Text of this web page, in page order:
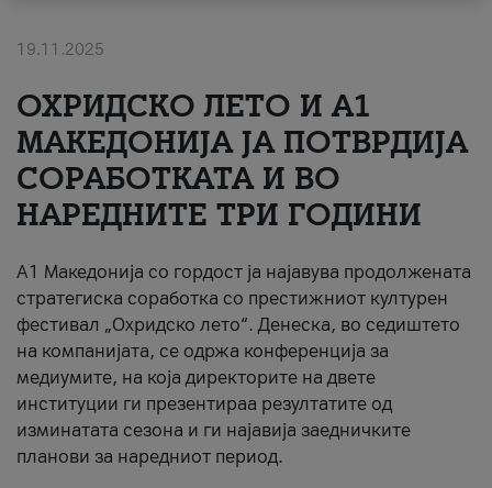
#ПодобарОнлајн
19.11.2025
ОХРИДСКО ЛЕТО И A1
МАКЕДОНИЈА ЈА ПОТВРДИЈА
СОРАБОТКАТА И ВО
НАРЕДНИТЕ ТРИ ГОДИНИ
A1 Македонија со гордост ја најавува продолжената
стратегиска соработка со престижниот културен
фестивал „Охридско лето“. Денеска, во седиштето
на компанијата, се одржа конференција за
медиумите, на која директорите на двете
институции ги презентираа резултатите од
изминатата сезона и ги најавија заедничките
планови за наредниот период.